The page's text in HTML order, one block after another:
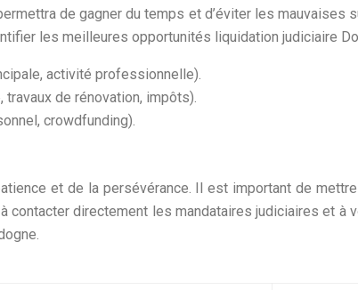
de gagner du temps et d’éviter les mauvaises
les meilleures opportunités liquidation judiciaire
activité professionnelle).
de rénovation, impôts).
crowdfunding).
et de la persévérance. Il est important de
contacter directement les mandataires judiciaires et